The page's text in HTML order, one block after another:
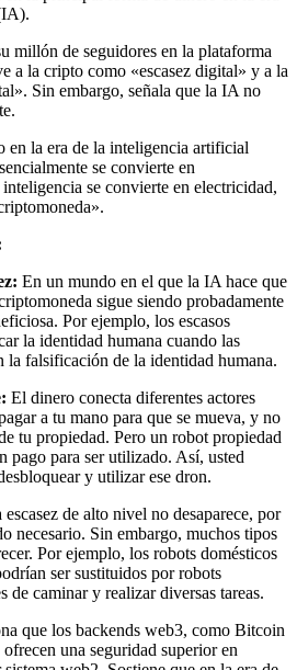
millón de seguidores en la plataforma
a la cripto como «escasez digital» y a la
Sin embargo, señala que la IA no
en la era de la inteligencia artificial
se convierte en
se convierte en electricidad,
En un mundo en el que la IA hace que
sigue siendo probadamente
Por ejemplo, los escasos
la identidad humana cuando las
la falsificación de la identidad humana.
El dinero conecta diferentes actores
a tu mano para que se mueva, y no
tu propiedad. Pero un robot propiedad
pago para ser utilizado. Así, usted
y utilizar ese dron.
escasez de alto nivel no desaparece, por
necesario. Sin embargo, muchos tipos
Por ejemplo, los robots domésticos
ser sustituidos por robots
de caminar y realizar diversas tareas.
que los backends web3, como Bitcoin
una seguridad superior en